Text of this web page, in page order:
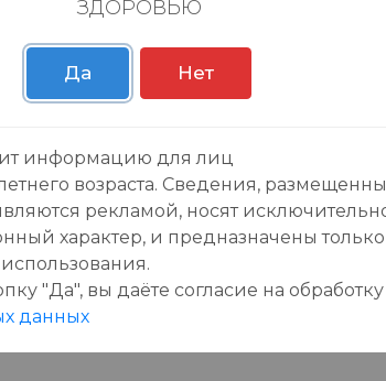
ЗДОРОВЬЮ
Да Нет
информацию для лиц
возраста. Сведения,
рекламой, носят
характер, и предназначены только
"Да", вы даёте cогласие на обработку
данных